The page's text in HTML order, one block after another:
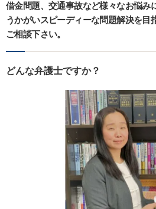
借金問題、交通事故など様々なお悩み
うかがいスピーディーな問題解決を目
ご相談下さい。
どんな弁護士ですか？